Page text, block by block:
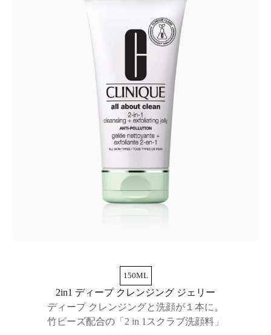
150ML
2in1 ディープ クレンジング ジェリー
ディープ クレンジングと洗顔が１本に。
竹ビーズ配合の「2 in 1スクラブ洗顔料」